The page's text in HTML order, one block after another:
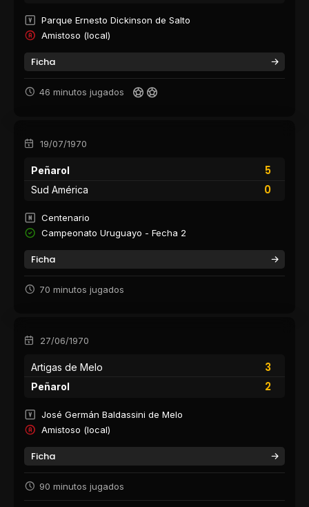
Parque Ernesto Dickinson de Salto
Amistoso (local)
Ficha
46 minutos jugados
19/07/1970
Peñarol
5
0
Sud América
Centenario
Campeonato Uruguayo - Fecha 2
Ficha
70 minutos jugados
27/06/1970
Artigas de Melo
3
2
Peñarol
José Germán Baldassini de Melo
Amistoso (local)
Ficha
90 minutos jugados